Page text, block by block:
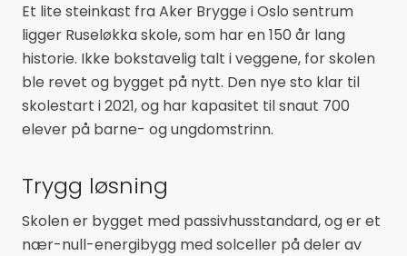
Et lite steinkast fra Aker Brygge i Oslo sentrum
ligger Ruseløkka skole, som har en 150 år lang
historie. Ikke bokstavelig talt i veggene, for skolen
ble revet og bygget på nytt. Den nye sto klar til
skolestart i 2021, og har kapasitet til snaut 700
elever på barne- og ungdomstrinn.
Trygg løsning
Skolen er bygget med passivhusstandard, og er et
nær-null-energibygg med solceller på deler av